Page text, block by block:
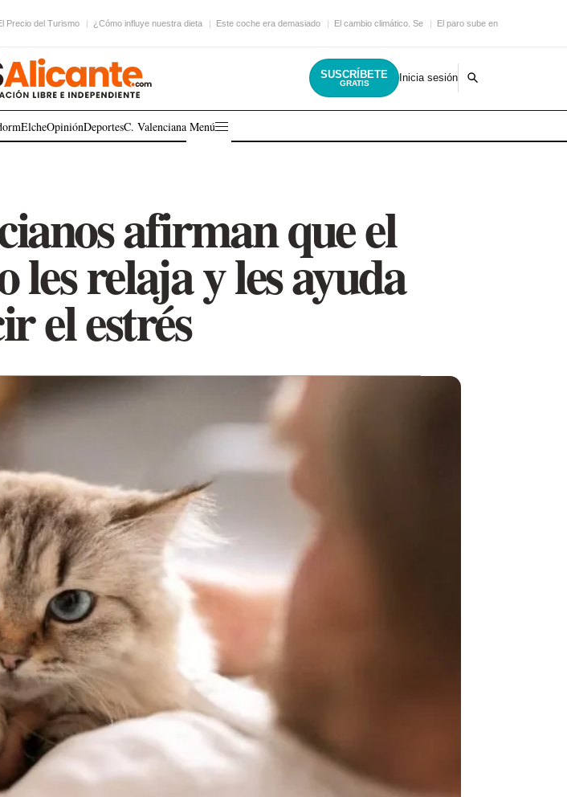
Precio del Turismo ¿Cómo influye nuestra dieta Este coche era demasiado El cambio climático. Se El paro sube en
SUSCRÍBETE
GRATIS Inicia sesión
ElcheOpiniónDeportesC. Valenciana Menú
afirman que el
les relaja y les ayuda
el estrés